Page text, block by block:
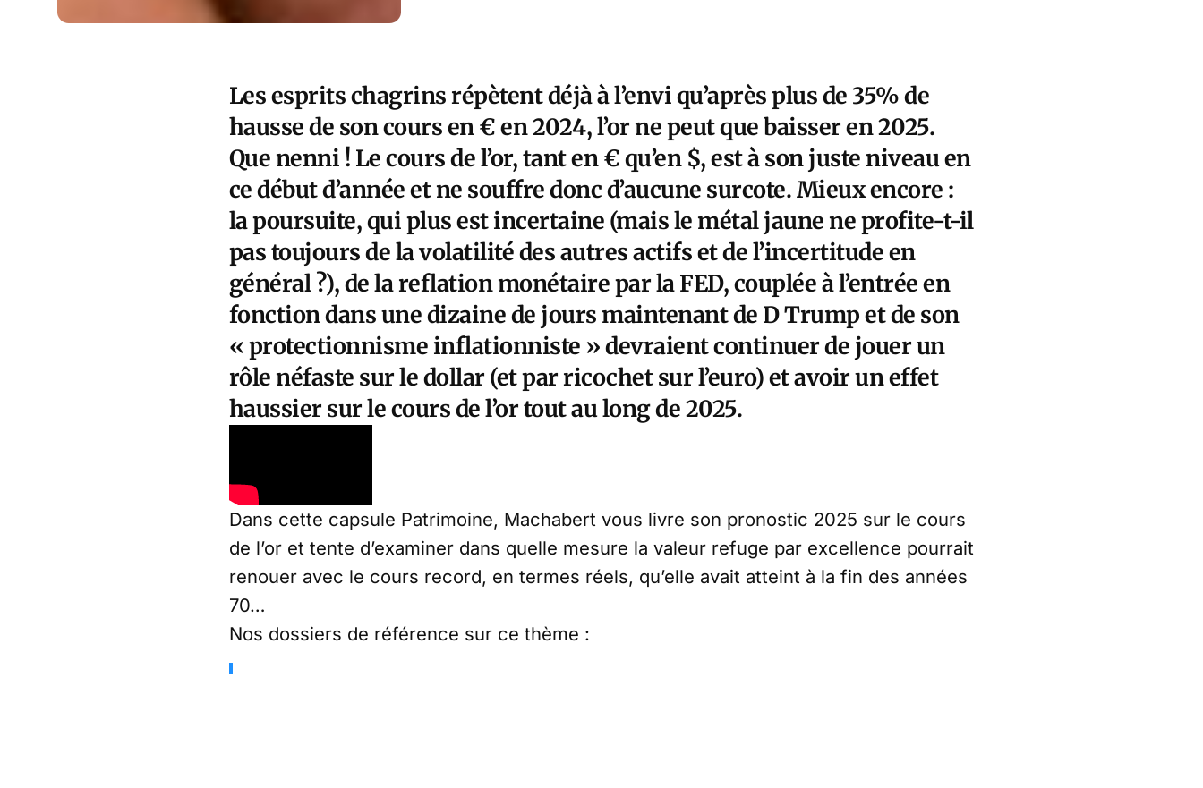
Les esprits chagrins répètent déjà à l’envi qu’après plus de 35% de
hausse de son cours en € en 2024, l’or ne peut que baisser en 2025.
Que nenni ! Le cours de l’or, tant en € qu’en $, est à son juste niveau en
ce début d’année et ne souffre donc d’aucune surcote. Mieux encore :
la poursuite, qui plus est incertaine (mais le métal jaune ne profite-t-il
pas toujours de la volatilité des autres actifs et de l’incertitude en
général ?), de la reflation monétaire par la FED, couplée à l’entrée en
fonction dans une dizaine de jours maintenant de D Trump et de son
« protectionnisme inflationniste » devraient continuer de jouer un
rôle néfaste sur le dollar (et par ricochet sur l’euro) et avoir un effet
haussier sur le cours de l’or tout au long de 2025.
Dans cette capsule Patrimoine, Machabert vous livre son pronostic 2025 sur le cours
de l’or et tente d’examiner dans quelle mesure la valeur refuge par excellence pourrait
renouer avec le cours record, en termes réels, qu’elle avait atteint à la fin des années
70…
Nos dossiers de référence sur ce thème :